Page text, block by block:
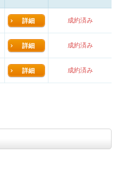
詳細 成約済み
詳細 成約済み
詳細 成約済み